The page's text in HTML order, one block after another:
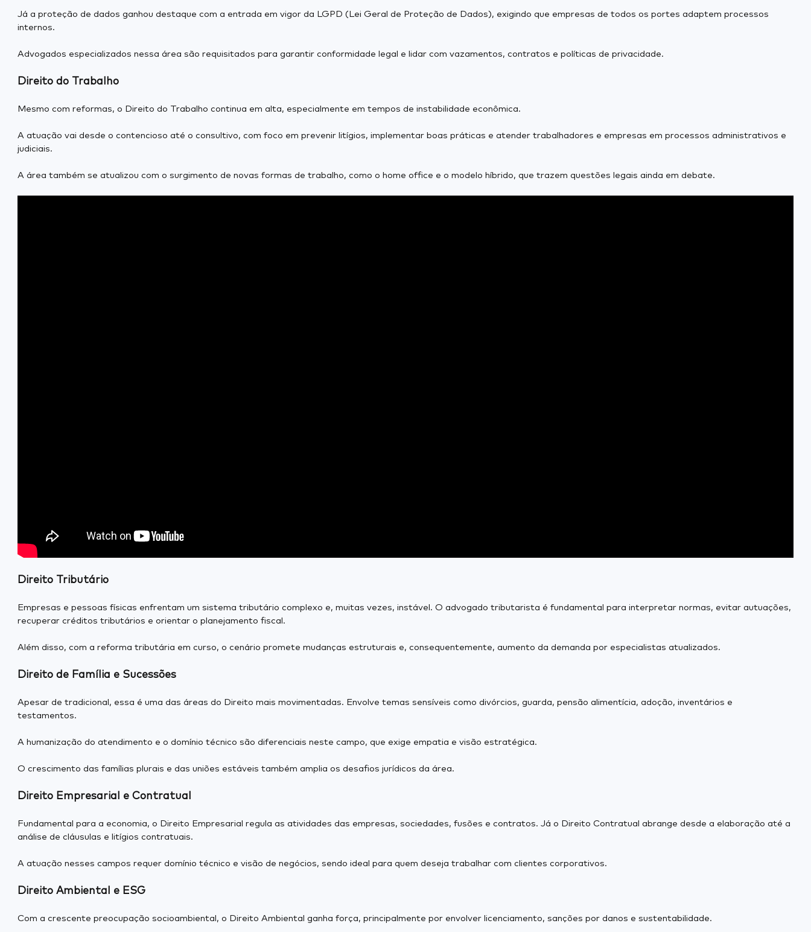
Já a proteção de dados ganhou destaque com a entrada em vigor da LGPD (Lei Geral de Proteção de Dados), exigindo que empresas de todos os portes adaptem processos
internos.
Advogados especializados nessa área são requisitados para garantir conformidade legal e lidar com vazamentos, contratos e políticas de privacidade.
Direito do Trabalho
Mesmo com reformas, o Direito do Trabalho continua em alta, especialmente em tempos de instabilidade econômica.
A atuação vai desde o contencioso até o consultivo, com foco em prevenir litígios, implementar boas práticas e atender trabalhadores e empresas em processos administrativos e
judiciais.
A área também se atualizou com o surgimento de novas formas de trabalho, como o home office e o modelo híbrido, que trazem questões legais ainda em debate.
Direito Tributário
Empresas e pessoas físicas enfrentam um sistema tributário complexo e, muitas vezes, instável. O advogado tributarista é fundamental para interpretar normas, evitar autuações,
recuperar créditos tributários e orientar o planejamento fiscal.
Além disso, com a reforma tributária em curso, o cenário promete mudanças estruturais e, consequentemente, aumento da demanda por especialistas atualizados.
Direito de Família e Sucessões
Apesar de tradicional, essa é uma das áreas do Direito mais movimentadas. Envolve temas sensíveis como divórcios, guarda, pensão alimentícia, adoção, inventários e
testamentos.
A humanização do atendimento e o domínio técnico são diferenciais neste campo, que exige empatia e visão estratégica.
O crescimento das famílias plurais e das uniões estáveis também amplia os desafios jurídicos da área.
Direito Empresarial e Contratual
Fundamental para a economia, o Direito Empresarial regula as atividades das empresas, sociedades, fusões e contratos. Já o Direito Contratual abrange desde a elaboração até a
análise de cláusulas e litígios contratuais.
A atuação nesses campos requer domínio técnico e visão de negócios, sendo ideal para quem deseja trabalhar com clientes corporativos.
Direito Ambiental e ESG
Com a crescente preocupação socioambiental, o Direito Ambiental ganha força, principalmente por envolver licenciamento, sanções por danos e sustentabilidade.